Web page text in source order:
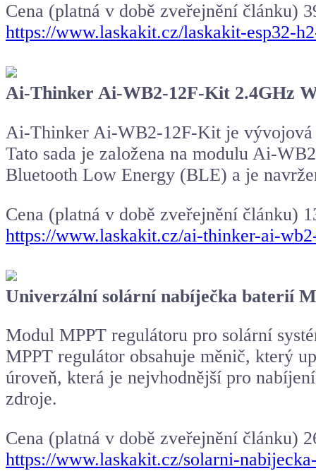
Cena (platná v době zveřejnění článku)
https://www.laskakit.cz/laskakit-esp32-
Ai-Thinker Ai-WB2-12F-Kit 2.4GHz
Ai-Thinker Ai-WB2-12F-Kit je vývojová
Tato sada je založena na modulu Ai-
Bluetooth Low Energy (BLE) a je
Cena (platná v době zveřejnění článku)
https://www.laskakit.cz/ai-thinker-ai-
Univerzální solární nabíječka baterií
Modul MPPT regulátoru pro solární
MPPT regulátor obsahuje měnič, který
úroveň, která je nejvhodnější pro
zdroje.
Cena (platná v době zveřejnění článku)
https://www.laskakit.cz/solarni-